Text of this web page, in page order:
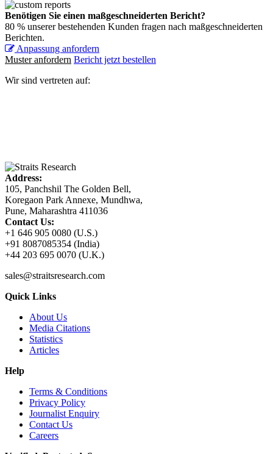
Benötigen Sie einen maßgeschneiderten Bericht?
80 % unserer bestehenden Kunden fragen nach maßgeschneiderten
Berichten.
Anpassung anfordern
Muster anfordern Bericht jetzt bestellen
Wir sind vertreten auf:
Address:
105, Panchshil The Golden Bell,
Koregaon Park Annexe, Mundhwa,
Pune, Maharashtra 411036
Contact Us:
+1 646 905 0080 (U.S.)
+91 8087085354 (India)
+44 203 695 0070 (U.K.)
sales@straitsresearch.com
Quick Links
About Us
Media Citations
Statistics
Articles
Help
Terms & Conditions
Privacy Policy
Journalist Enquiry
Contact Us
Careers